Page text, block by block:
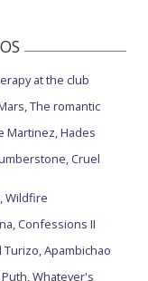
at the club
The romantic
Martinez, Hades
Cruel
Wildfire
Confessions II
Turizo, Apambichao
Whatever's